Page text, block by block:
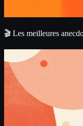
🎬 Les meilleures